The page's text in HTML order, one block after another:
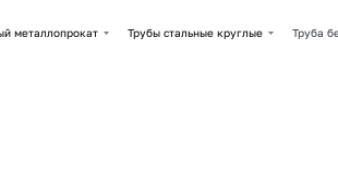
металлопрокат Трубы стальные круглые Труба